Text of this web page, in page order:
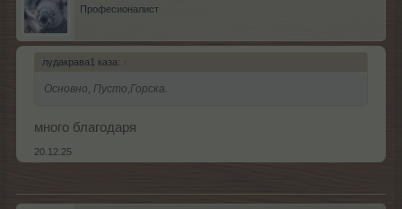
Професионалист
лудакрава1 каза: ↑
Основно, Пусто,Горска.
много благодаря
20.12.25